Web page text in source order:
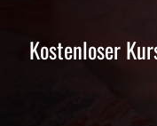
Kostenloser